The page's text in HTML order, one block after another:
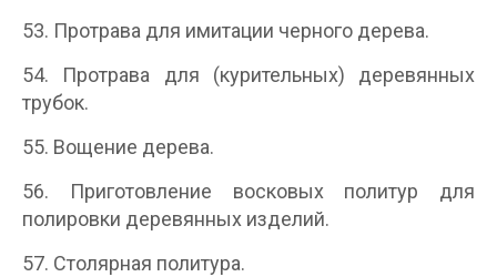
53. Протрава для имитации черного дерева.
54. Протрава для (курительных) деревянных
трубок.
55. Вощение дерева.
56. Приготовление восковых политур для
полировки деревянных изделий.
57. Столярная политура.